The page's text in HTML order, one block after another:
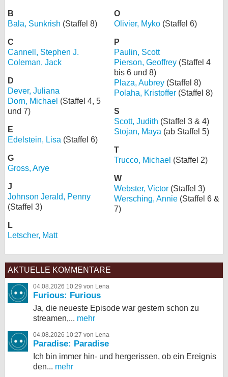
B
Bala, Sunkrish (Staffel 8)
C
Cannell, Stephen J.
Coleman, Jack
D
Dever, Juliana
Dorn, Michael (Staffel 4, 5
und 7)
E
Edelstein, Lisa (Staffel 6)
G
Gross, Arye
J
Johnson Jerald, Penny
(Staffel 3)
L
Letscher, Matt
O
Olivier, Myko (Staffel 6)
P
Paulin, Scott
Pierson, Geoffrey (Staffel 4
bis 6 und 8)
Plaza, Aubrey (Staffel 8)
Polaha, Kristoffer (Staffel 8)
S
Scott, Judith (Staffel 3 & 4)
Stojan, Maya (ab Staffel 5)
T
Trucco, Michael (Staffel 2)
W
Webster, Victor (Staffel 3)
Wersching, Annie (Staffel 6 &
7)
AKTUELLE KOMMENTARE
04.08.2026 10:29 von Lena
Furious: Furious
Ja, die neueste Episode war gestern schon zu
streamen,... mehr
04.08.2026 10:27 von Lena
Paradise: Paradise
Ich bin immer hin- und hergerissen, ob ein Ereignis
den... mehr